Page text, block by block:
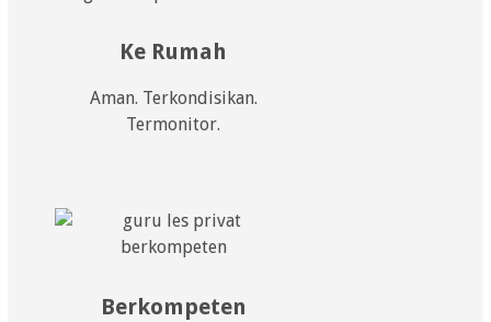
Ke Rumah
Aman. Terkondisikan.
Termonitor.
Berkompeten